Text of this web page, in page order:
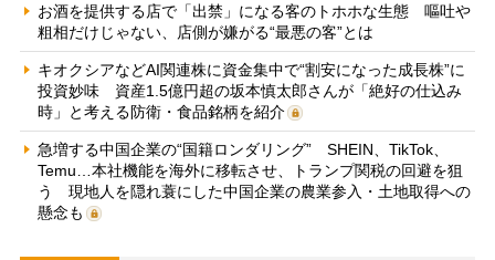
お酒を提供する店で「出禁」になる客のトホホな生態 嘔吐や
粗相だけじゃない、店側が嫌がる“最悪の客”とは
キオクシアなどAI関連株に資金集中で“割安になった成長株”に
投資妙味 資産1.5億円超の坂本慎太郎さんが「絶好の仕込み
時」と考える防衛・食品銘柄を紹介
急増する中国企業の“国籍ロンダリング” SHEIN、TikTok、
Temu…本社機能を海外に移転させ、トランプ関税の回避を狙
う 現地人を隠れ蓑にした中国企業の農業参入・土地取得への
懸念も